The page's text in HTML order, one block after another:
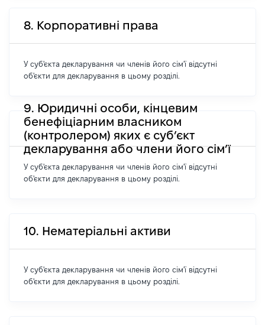
8. Корпоративні права
У суб'єкта декларування чи членів його сім'ї відсутні
об'єкти для декларування в цьому розділі.
9. Юридичні особи, кінцевим
бенефіціарним власником
(контролером) яких є суб’єкт
декларування або члени його сім’ї
У суб'єкта декларування чи членів його сім'ї відсутні
об'єкти для декларування в цьому розділі.
10. Нематеріальні активи
У суб'єкта декларування чи членів його сім'ї відсутні
об'єкти для декларування в цьому розділі.